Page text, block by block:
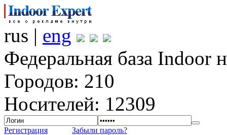
rus | eng
Федеральная база Indoor
Городов: 210
Носителей: 12309
Регистрация Забыли пароль?